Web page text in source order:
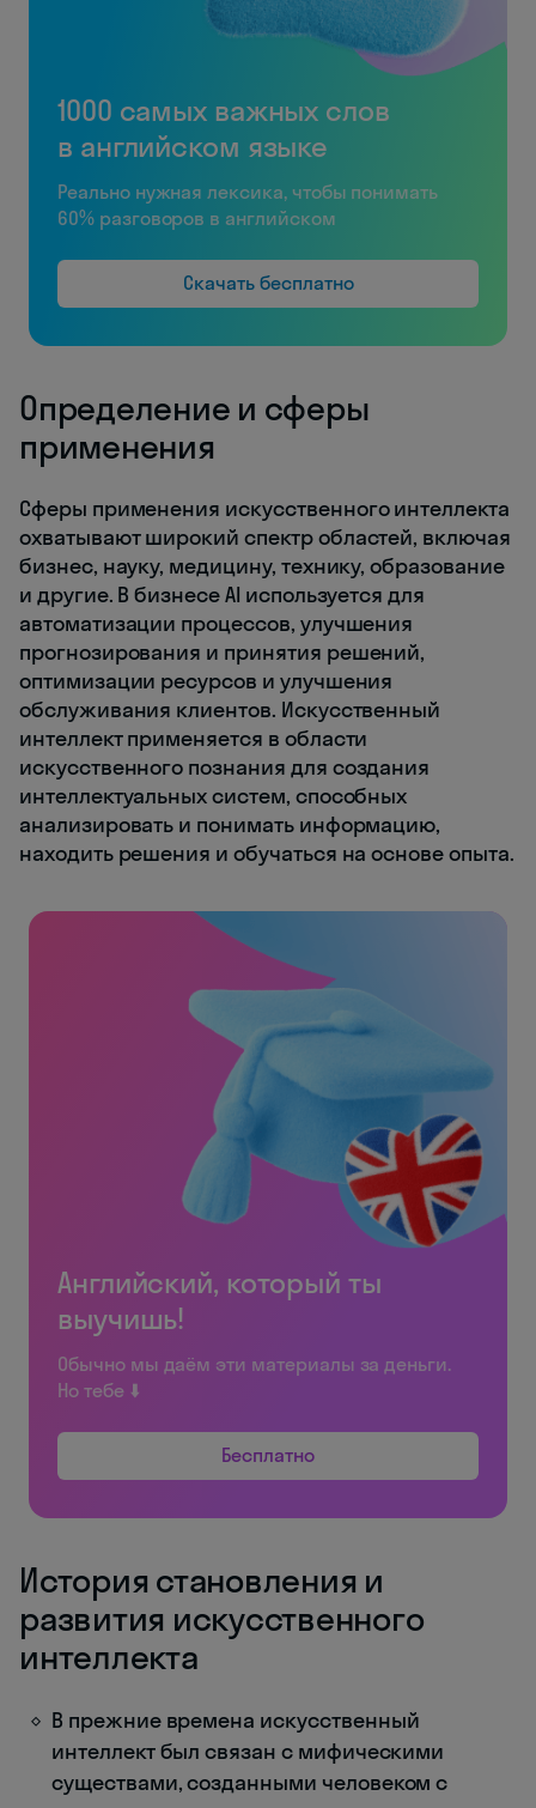
1000 самых важных слов
в английском языке
Реально нужная лексика, чтобы понимать
60% разговоров в английском
Скачать бесплатно
Определение и сферы
применения
Сферы применения искусственного интеллекта
охватывают широкий спектр областей, включая
бизнес, науку, медицину, технику, образование
и другие. В бизнесе AI используется для
автоматизации процессов, улучшения
прогнозирования и принятия решений,
оптимизации ресурсов и улучшения
обслуживания клиентов. Искусственный
интеллект применяется в области
искусственного познания для создания
интеллектуальных систем, способных
анализировать и понимать информацию,
находить решения и обучаться на основе опыта.
Английский, который ты
выучишь!
Обычно мы даём эти материалы за деньги.
Но тебе ⬇️
Бесплатно
История становления и
развития искусственного
интеллекта
В прежние времена искусственный
интеллект был связан с мифическими
существами, созданными человеком с